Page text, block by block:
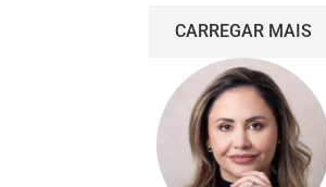
CARREGAR MAIS